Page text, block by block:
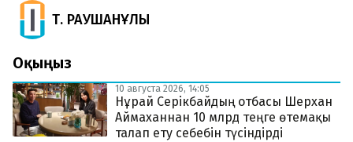
Т. РАУШАНҰЛЫ
Оқыңыз
10 августа 2026, 14:05
Нұрай Серікбайдың отбасы Шерхан
Аймаханнан 10 млрд теңге өтемақы
талап ету себебін түсіндірді